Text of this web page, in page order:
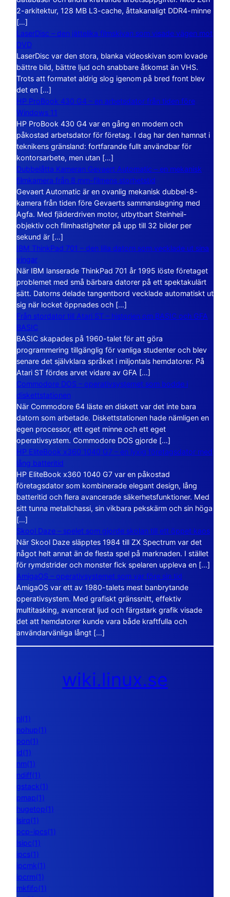
2-arkitektur, 128 MB L3-cache, åttakanaligt DDR4-minne
[…]
LaserDisc – den jättelika filmskivan som visade vägen mot
DVD
LaserDisc var den stora, blanka videoskivan som lovade
bättre bild, bättre ljud och snabbare åtkomst än VHS.
Trots att formatet aldrig slog igenom på bred front blev
det en […]
HP ProBook 430 G4 – en arbetsdator från tiden före
Windows 11
HP ProBook 430 G4 var en gång en modern och
påkostad arbetsdator för företag. I dag har den hamnat i
teknikens gränsland: fortfarande fullt användbar för
kontorsarbete, men utan […]
Dubbelåtta Kameran Gevaert Automatic – en mekanisk
filmkamera från 8 mm-filmens storhetstid
Gevaert Automatic är en ovanlig mekanisk dubbel-8-
kamera från tiden före Gevaerts sammanslagning med
Agfa. Med fjäderdriven motor, utbytbart Steinheil-
objektiv och filmhastigheter på upp till 32 bilder per
sekund är […]
IBM ThinkPad 701 – den lilla datorn som vecklade ut sina
vingar
När IBM lanserade ThinkPad 701 år 1995 löste företaget
problemet med små bärbara datorer på ett spektakulärt
sätt. Datorns delade tangentbord vecklade automatiskt ut
sig när locket öppnades och […]
Från stordator till Atari ST – historien om BASIC och GFA
BASIC
BASIC skapades på 1960-talet för att göra
programmering tillgänglig för vanliga studenter och blev
senare det självklara språket i miljontals hemdatorer. På
Atari ST fördes arvet vidare av GFA […]
Commodore DOS – operativsystemet som bodde i
diskettstationen
När Commodore 64 läste en diskett var det inte bara
datorn som arbetade. Diskettstationen hade nämligen en
egen processor, ett eget minne och ett eget
operativsystem. Commodore DOS gjorde […]
HP EliteBook x360 1040 G7 – en lyxig företagsdator med
lång batteritid
HP EliteBook x360 1040 G7 var en påkostad
företagsdator som kombinerade elegant design, lång
batteritid och flera avancerade säkerhetsfunktioner. Med
sitt tunna metallchassi, sin vikbara pekskärm och sin höga
[…]
Skool Daze – spelet som gjorde skolan till ett öppet kaos
När Skool Daze släpptes 1984 till ZX Spectrum var det
något helt annat än de flesta spel på marknaden. I stället
för rymdstrider och monster fick spelaren uppleva en […]
AmigaOS – operativsystemet som var före sin tid
AmigaOS var ett av 1980-talets mest banbrytande
operativsystem. Med grafiskt gränssnitt, effektiv
multitasking, avancerat ljud och färgstark grafik visade
det att hemdatorer kunde vara både kraftfulla och
användarvänliga långt […]
wiki.linux.se
nl(1)
nohup(1)
pon(1)
ld(1)
nm(1)
ndiff(1)
gstack(1)
pmap(1)
hugetop(1)
lsirq(1)
pcp-ipcs(1)
lsipc(1)
ipcs(1)
ipcmk(1)
ipcrm(1)
mkfifo(1)